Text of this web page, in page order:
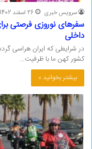
سرویس خبری 26 اسفند 1402
سفرهای نوروزی فرصتی
داخلی
در شرایطی که ایران هراسی
کشور کهن ما با ظرفیت…
بیشتر بخوانید »